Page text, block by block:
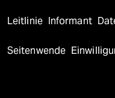
Leitlinie Informant
Seitenwende